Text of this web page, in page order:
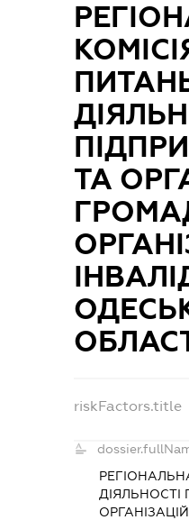
ТА
riskFactors.title
ДІЯЛЬНОСТІ